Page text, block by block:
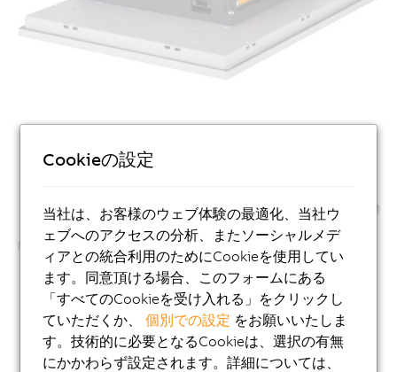
Cookieの設定
当社は、お客様のウェブ体験の最適化、当社ウ
ェブへのアクセスの分析、またソーシャルメデ
ィアとの統合利用のためにCookieを使用してい
ます。同意頂ける場合、このフォームにある
「すべてのCookieを受け入れる」をクリックし
ていただくか、個別での設定 をお願いいたしま
す。技術的に必要となるCookieは、選択の有無
にかかわらず設定されます。詳細については、